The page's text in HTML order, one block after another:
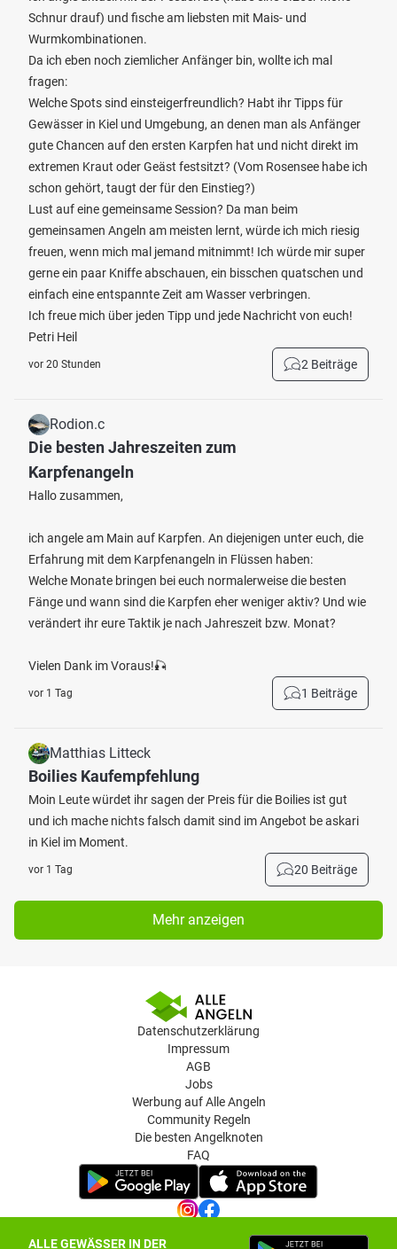
ALLE GEWÄSSER IN DER
Schnur drauf) und fische am liebsten mit Mais- und
Wurmkombinationen.
Da ich eben noch ziemlicher Anfänger bin, wollte ich mal
fragen:
Welche Spots sind einsteigerfreundlich? Habt ihr Tipps für
Gewässer in Kiel und Umgebung, an denen man als Anfänger
gute Chancen auf den ersten Karpfen hat und nicht direkt im
extremen Kraut oder Geäst festsitzt? (Vom Rosensee habe ich
schon gehört, taugt der für den Einstieg?)
Lust auf eine gemeinsame Session? Da man beim
gemeinsamen Angeln am meisten lernt, würde ich mich riesig
freuen, wenn mich mal jemand mitnimmt! Ich würde mir super
gerne ein paar Kniffe abschauen, ein bisschen quatschen und
einfach eine entspannte Zeit am Wasser verbringen.
Ich freue mich über jeden Tipp und jede Nachricht von euch!
Petri Heil
vor 20 Stunden 2 Beiträge
Rodion.c
Die besten Jahreszeiten zum
Karpfenangeln
Hallo zusammen,
ich angele am Main auf Karpfen. An diejenigen unter euch, die
Erfahrung mit dem Karpfenangeln in Flüssen haben:
Welche Monate bringen bei euch normalerweise die besten
Fänge und wann sind die Karpfen eher weniger aktiv? Und wie
verändert ihr eure Taktik je nach Jahreszeit bzw. Monat?
Vielen Dank im Voraus!🎣
vor 1 Tag 1 Beiträge
Matthias Litteck
Boilies Kaufempfehlung
Moin Leute würdet ihr sagen der Preis für die Boilies ist gut
und ich mache nichts falsch damit sind im Angebot be askari
in Kiel im Moment.
vor 1 Tag 20 Beiträge
Mehr anzeigen
Datenschutzerklärung
Impressum
AGB
Jobs
Werbung auf Alle Angeln
Community Regeln
Die besten Angelknoten
FAQ